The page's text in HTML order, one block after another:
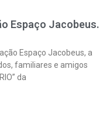
Espaço Jacobeus.
Espaço Jacobeus, a
familiares e amigos
da